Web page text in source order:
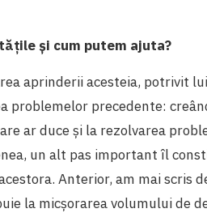
și cum putem ajuta?
aprinderii acesteia, potrivit
problemelor precedente:
ar duce și la rezolvarea
un alt pas important îl
Anterior, am mai scris
la micșorarea volumului de